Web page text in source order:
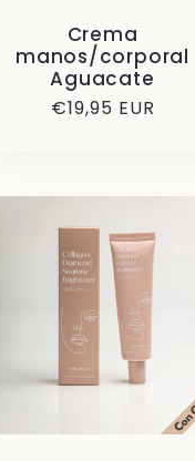
Crema
manos/corporal
Aguacate
Precio
€19,95 EUR